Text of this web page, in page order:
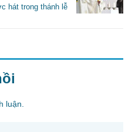
hát trong thánh lễ
luận.